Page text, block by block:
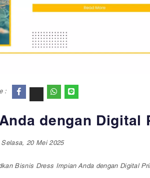
:
dengan Digital
Selasa, 20 Mei 2025
Bisnis Dress Impian Anda dengan Digital